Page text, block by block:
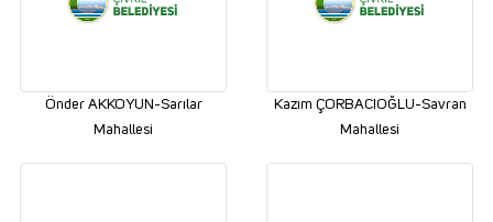
Önder AKKOYUN-Sarılar
Mahallesi
Kazım ÇORBACIOĞLU-Savran
Mahallesi